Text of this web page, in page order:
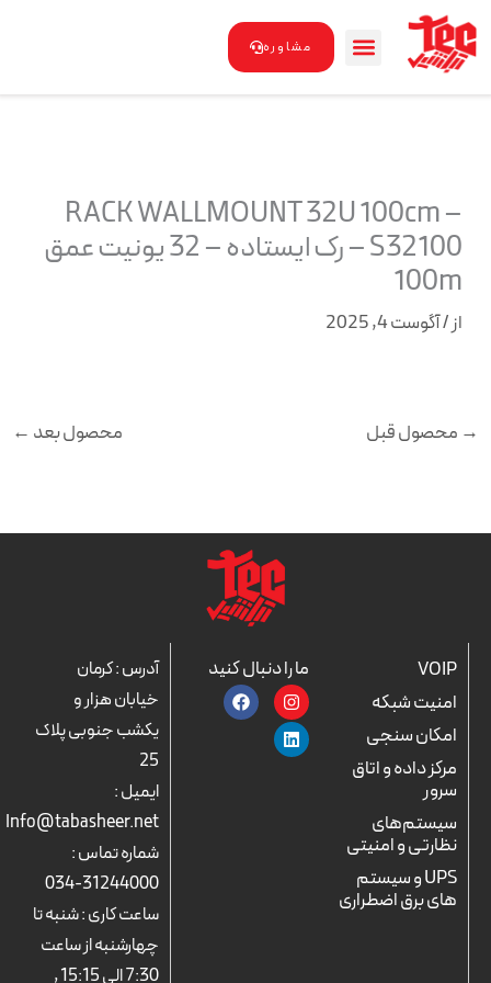
محتوا
مشاوره
RACK WALLMOUNT 32U 100cm –
S32100 – رک ایستاده – 32 یونیت عمق
100m
از/آگوست 4, 2025
→ محصول قبل محصول بعد ←
VOIP
امنیت شبکه
امکان سنجی
مرکز داده و اتاق
سرور
سیستم‌های
نظارتی و امنیتی
UPS و سیستم
های برق اضطراری
ما را دنبال کنید
I
n
s
t
a
F
a
c
L
i
n
k
e
آدرس : کرمان
خیابان هزار و
یکشب جنوبی پلاک
25
ایمیل :
Info@tabasheer.net
شماره تماس :
31244000-034
ساعت کاری : شنبه تا
چهارشنبه از ساعت
7:30 الی 15:15 ,